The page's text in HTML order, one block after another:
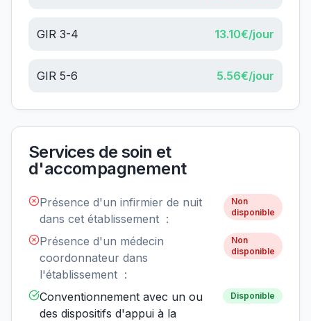
GIR 3-4 13.10€/jour
GIR 5-6 5.56€/jour
Services de soin et
d'accompagnement
Présence d'un infirmier de nuit
dans cet établissement :
Non
disponible
Présence d'un médecin
coordonnateur dans
l'établissement :
Non
disponible
Conventionnement avec un ou
des dispositifs d'appui à la
Disponible